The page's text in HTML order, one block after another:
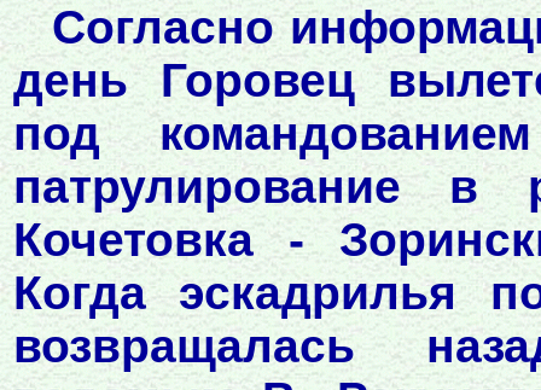
Согласно
день Горовец
под
патрулирование в
Кочетовка -
Когда эскадрилья
возвращалась